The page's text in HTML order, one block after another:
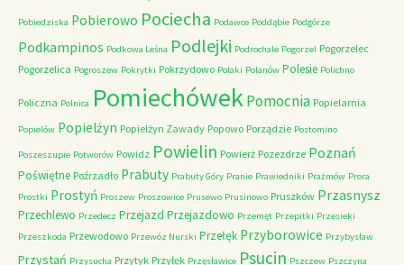
Pobiedziska Pobierowo Pociecha Podawce Poddąbie Podgórze
Podkampinos Podkowa Leśna Podlejki Podrochale Pogorzel Pogorzelec
Pogorzelica Pogroszew Pokrytki Pokrzydowo Polaki Polanów Polesie Polichno
Policzna Polnica PomiechówekPomocnia Popielarnia
Popielów Popielżyn Popielżyn Zawady Popowo Porządzie Postomino
Poszeszupie Potworów Powidz Powielin Powierż Pozezdrze Poznań
Poświętne Poźrzadło Prabuty Prabuty Góry Pranie Prawiedniki Prażmów Prora
Prostki Prostyń Proszew Proszowice Prusewo Prusinowo Pruszków Przasnysz
Przechlewo Przedecz Przejazd Przejazdowo Przemęt Przepitki Przesieki
Przeszkoda Przewodowo Przewóz Nurski Przełęk Przyborowice Przybysław
Przystań Przysucha Przytyk Przyłęk Przęsławice Psucin Pszczew Pszczyna